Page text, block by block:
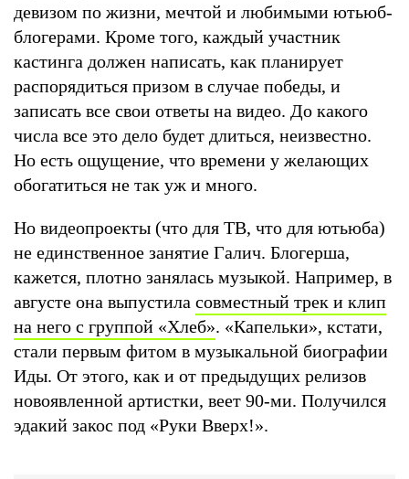
девизом по жизни, мечтой и любимыми ютьюб-
блогерами. Кроме того, каждый участник
кастинга должен написать, как планирует
распорядиться призом в случае победы, и
записать все свои ответы на видео. До какого
числа все это дело будет длиться, неизвестно.
Но есть ощущение, что времени у желающих
обогатиться не так уж и много.
Но видеопроекты (что для ТВ, что для ютьюба)
не единственное занятие Галич. Блогерша,
кажется, плотно занялась музыкой. Например, в
августе она выпустила совместный трек и клип
на него с группой «Хлеб». «Капельки», кстати,
стали первым фитом в музыкальной биографии
Иды. От этого, как и от предыдущих релизов
новоявленной артистки, веет 90-ми. Получился
эдакий закос под «Руки Вверх!».